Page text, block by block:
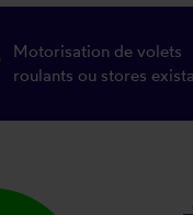
Motorisation de volets
roulants ou stores